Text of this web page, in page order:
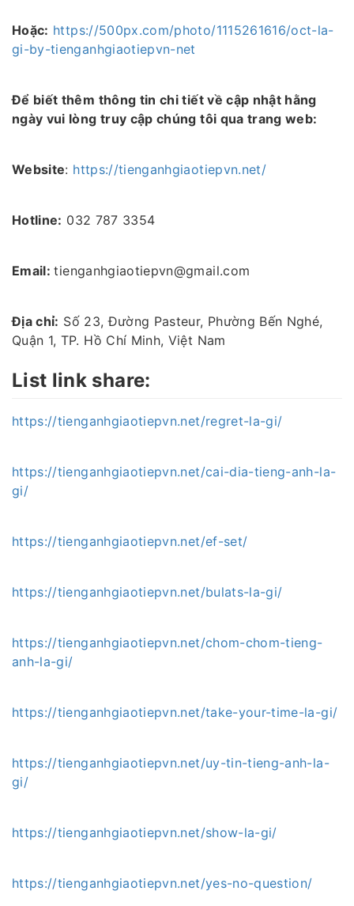
Hoặc: https://500px.com/photo/1115261616/oct-la-
gi-by-tienganhgiaotiepvn-net
Để biết thêm thông tin chi tiết về cập nhật hằng
ngày vui lòng truy cập chúng tôi qua trang web:
Website: https://tienganhgiaotiepvn.net/
Hotline: 032 787 3354
Email:tienganhgiaotiepvn@gmail.com
Địa chỉ: Số 23, Đường Pasteur, Phường Bến Nghé,
Quận 1, TP. Hồ Chí Minh, Việt Nam
List link share:
https://tienganhgiaotiepvn.net/regret-la-gi/
https://tienganhgiaotiepvn.net/cai-dia-tieng-anh-la-
gi/
https://tienganhgiaotiepvn.net/ef-set/
https://tienganhgiaotiepvn.net/bulats-la-gi/
https://tienganhgiaotiepvn.net/chom-chom-tieng-
anh-la-gi/
https://tienganhgiaotiepvn.net/take-your-time-la-gi/
https://tienganhgiaotiepvn.net/uy-tin-tieng-anh-la-
gi/
https://tienganhgiaotiepvn.net/show-la-gi/
https://tienganhgiaotiepvn.net/yes-no-question/